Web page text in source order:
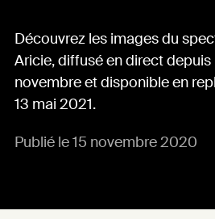
Découvrez les images du
Aricie, diffusé en direct depuis
novembre et disponible en
13 mai 2021.
Publié le 15 novembre 2020